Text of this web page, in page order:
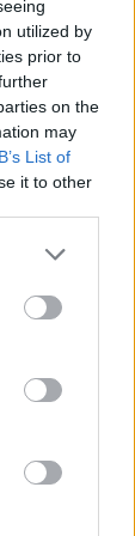
utilized by
prior to
on the
may
List of
it to other
λέει η
πήγα κι
σε